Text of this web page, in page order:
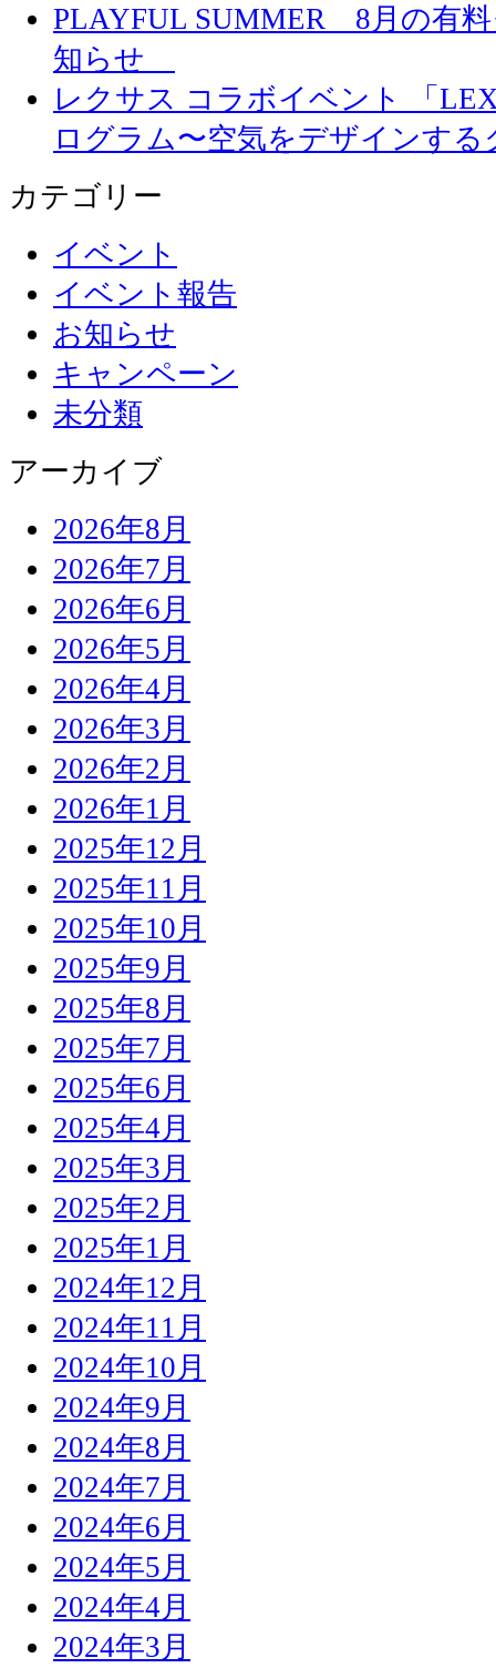
PLAYFUL SUMMER 8月の有
知らせ
レクサス コラボイベント 「
ログラム〜空気をデザインす
カテゴリー
イベント
イベント報告
お知らせ
キャンペーン
未分類
アーカイブ
2026年8月
2026年7月
2026年6月
2026年5月
2026年4月
2026年3月
2026年2月
2026年1月
2025年12月
2025年11月
2025年10月
2025年9月
2025年8月
2025年7月
2025年6月
2025年4月
2025年3月
2025年2月
2025年1月
2024年12月
2024年11月
2024年10月
2024年9月
2024年8月
2024年7月
2024年6月
2024年5月
2024年4月
2024年3月